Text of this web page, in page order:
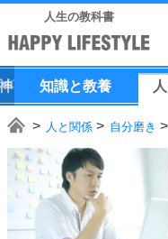
人生の教科書
知識と教養 人
人と関係 自分磨き